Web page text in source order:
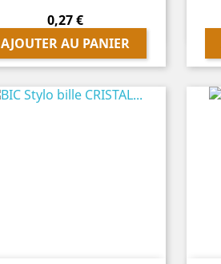
Prix
0,27 €
AJOUTER AU PANIER